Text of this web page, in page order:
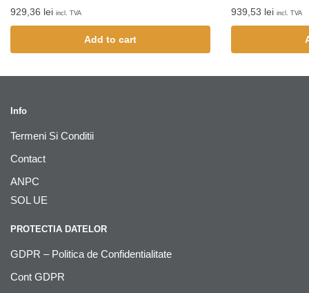
929,36 lei incl. TVA
Add to cart
939,53 lei incl. TVA
Info
Termeni Si Conditii
Contact
ANPC
SOL UE
PROTECTIA DATELOR
GDPR – Politica de Confidentialitate
Cont GDPR